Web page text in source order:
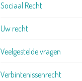
Sociaal Recht
Uw recht
Veelgestelde vragen
Verbintenissenrecht